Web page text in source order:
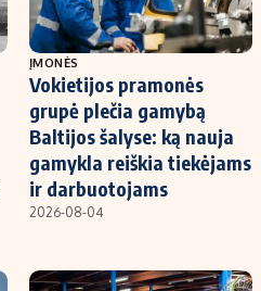
ĮMONĖS
Vokietijos pramonės
grupė plečia gamybą
Baltijos šalyse: ką nauja
gamykla reiškia tiekėjams
ir darbuotojams
2026-08-04